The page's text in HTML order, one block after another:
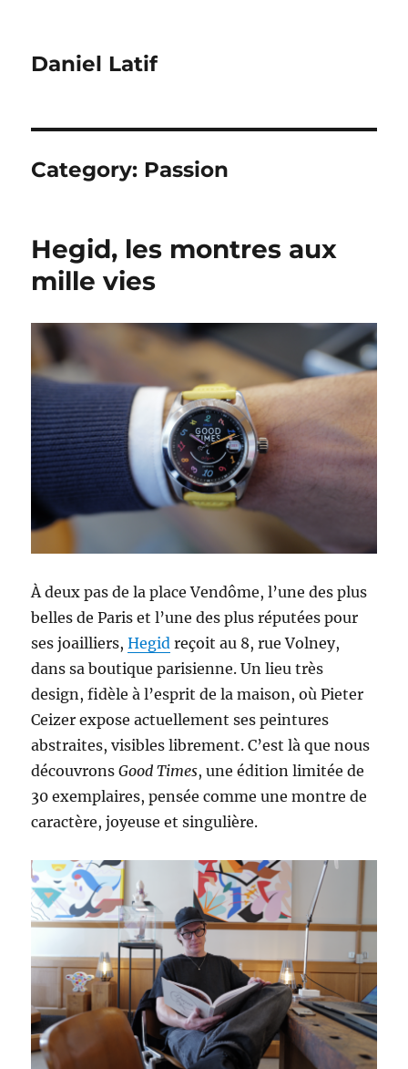
Daniel Latif
Category: Passion
Hegid, les montres aux
mille vies
À deux pas de la place Vendôme, l’une des plus
belles de Paris et l’une des plus réputées pour
ses joailliers,Hegid reçoit au 8, rue Volney,
dans sa boutique parisienne. Un lieu très
design, fidèle à l’esprit de la maison, où Pieter
Ceizer expose actuellement ses peintures
abstraites, visibles librement. C’est là que nous
découvronsGood Times, une édition limitée de
30 exemplaires, pensée comme une montre de
caractère, joyeuse et singulière.